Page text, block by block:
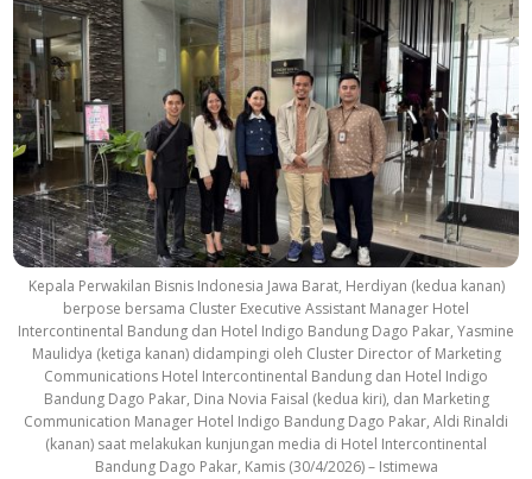
Kepala Perwakilan Bisnis Indonesia Jawa Barat, Herdiyan (kedua kanan)
berpose bersama Cluster Executive Assistant Manager Hotel
Intercontinental Bandung dan Hotel Indigo Bandung Dago Pakar, Yasmine
Maulidya (ketiga kanan) didampingi oleh Cluster Director of Marketing
Communications Hotel Intercontinental Bandung dan Hotel Indigo
Bandung Dago Pakar, Dina Novia Faisal (kedua kiri), dan Marketing
Communication Manager Hotel Indigo Bandung Dago Pakar, Aldi Rinaldi
(kanan) saat melakukan kunjungan media di Hotel Intercontinental
Bandung Dago Pakar, Kamis (30/4/2026) – Istimewa